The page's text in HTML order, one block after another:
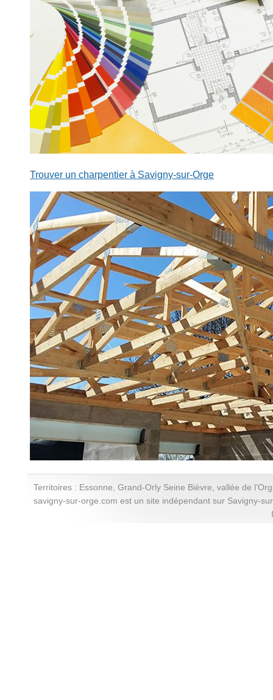
Trouver un charpentier à Savigny-sur-Orge
Territoires : Essonne, Grand-Orly Seine Bièvre, vallée de
savigny-sur-orge.com est un site indépendant sur Savigny-